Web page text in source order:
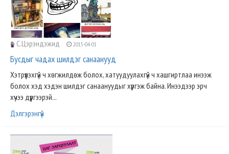
С.Цэрэндэжид 2015-04-01
Бусдыг чадах шилдэг санаанууд
Хэтрүүлэхгүй ч хөгжилдөж болох, хатуудуулахгүй ч хашгиртлаа инээж
болох хэд хэдэн шилдэг санаануудыг хүргэж байна. Инээдээр эрч
хүчээ дүүргээрэй...
Дэлгэрэнгүй